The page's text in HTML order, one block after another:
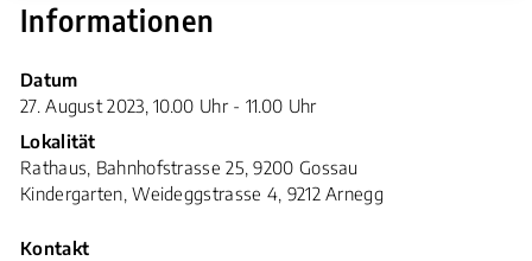
Informationen
Datum
27. August 2023, 10.00 Uhr - 11.00 Uhr
Lokalität
Rathaus, Bahnhofstrasse 25, 9200 Gossau
Kindergarten, Weideggstrasse 4, 9212 Arnegg
Kontakt